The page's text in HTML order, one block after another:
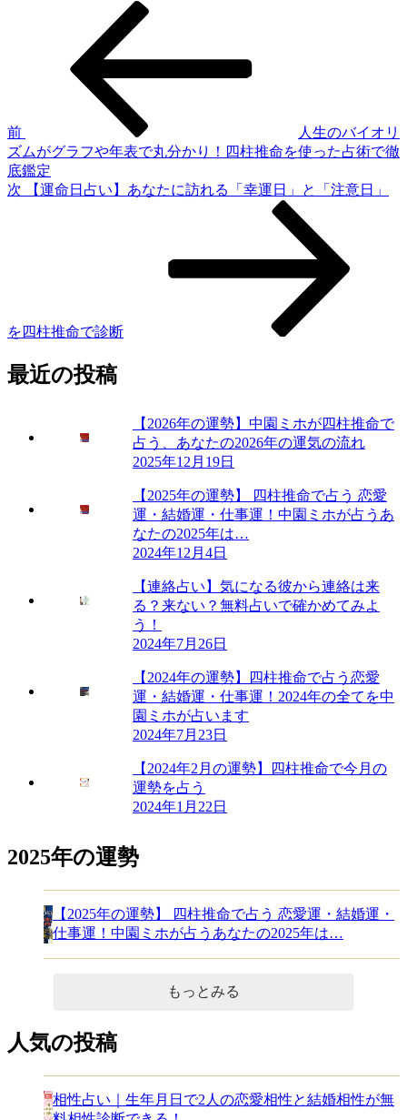
ゲ
ー
シ
前
人生のバイオリ
ズムがグラフや年表で丸分かり！四柱推命を使った占術で徹
底鑑定
次
次 【運命日占い】あなたに訪れる「幸運日」と「注意日」
を四柱推命で診断
最近の投稿
【2026年の運勢】中園ミホが四柱推命で
占う、あなたの2026年の運気の流れ
2025年12月19日
【2025年の運勢】 四柱推命で占う 恋愛
運・結婚運・仕事運！中園ミホが占うあ
なたの2025年は…
2024年12月4日
【連絡占い】気になる彼から連絡は来
る？来ない？無料占いで確かめてみよ
う！
2024年7月26日
【2024年の運勢】四柱推命で占う恋愛
運・結婚運・仕事運！2024年の全てを中
園ミホが占います
2024年7月23日
【2024年2月の運勢】四柱推命で今月の
運勢を占う
2024年1月22日
2025年の運勢
【2025年の運勢】 四柱推命で占う 恋愛運・結婚運・
仕事運！中園ミホが占うあなたの2025年は…
もっとみる
人気の投稿
相性占い｜生年月日で2人の恋愛相性と結婚相性が無